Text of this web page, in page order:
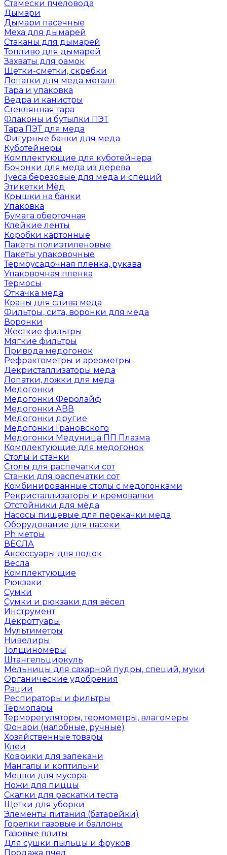
Стамески пчеловода
Дымари
Дымари пасечные
Меха для дымарей
Стаканы для дымарей
Топливо для дымарей
Захваты для рамок
Щетки-сметки, скребки
Лопатки для меда металл
Тара и упаковка
Ведра и канистры
Стеклянная тара
Флаконы и бутылки ПЭТ
Тара ПЭТ для меда
Фигурные банки для меда
Куботейнеры
Комплектующие для куботейнера
Бочонки для меда из дерева
Туеса березовые для меда и специй
Этикетки Мёд
Крышки на банки
Упаковка
Бумага оберточная
Клейкие ленты
Коробки картонные
Пакеты полиэтиленовые
Пакеты упаковочные
Термоусадочная пленка, рукава
Упаковочная пленка
Термосы
Откачка меда
Краны для слива меда
Фильтры, сита, воронки для меда
Воронки
Жесткие фильтры
Мягкие фильтры
Привода медогонок
Рефрактометры и ареометры
Декристаллизаторы меда
Лопатки, ложки для меда
Медогонки
Медогонки Феролайф
Медогонки АВВ
Медогонки другие
Медогонки Грановского
Медогонки Медуница ПП Плазма
Комплектующие для медогонок
Столы и станки
Столы для распечатки сот
Станки для распечатки сот
Комбинированные столы с медогонками
Рекристаллизаторы и кремовалки
Отстойники для мёда
Насосы пищевые для перекачки меда
Оборудование для пасеки
Ph метры
ВЁСЛА
Аксессуары для лодок
Весла
Комплектующие
Рюкзаки
Сумки
Сумки и рюкзаки для вёсел
Инструмент
Декроттуары
Мультиметры
Нивелиры
Толщиномеры
Штангельциркуль
Мельницы для сахарной пудры, специй, муки
Органические удобрения
Рации
Респираторы и фильтры
Термопары
Терморегуляторы, термометры, влагомеры
Фонари (налобные, ручные)
Хозяйственные товары
Клеи
Коврики для запекани
Мангалы и коптильни
Мешки для мусора
Ножи для пиццы
Скалки для раскатки теста
Щетки для уборки
Элементы питания (батарейки)
Горелки газовые и баллоны
Газовые плиты
Для сушки пыльцы и фруков
Продажа пчел